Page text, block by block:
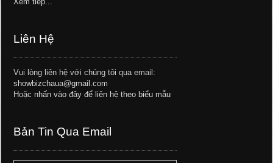
Liên Hệ
Vui lòng liên hệ với chúng tôi qua email:
showbizchaua@gmail.com
Hoặc nhấn vào đây để liên hệ theo biểu mẫu
Bản Tin Qua Email